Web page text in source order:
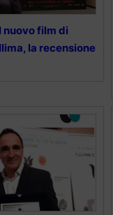
nuovo film di
la recensione